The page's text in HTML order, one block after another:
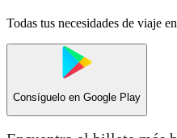
Todas tus necesidades de viaje
Consíguelo en Google Play